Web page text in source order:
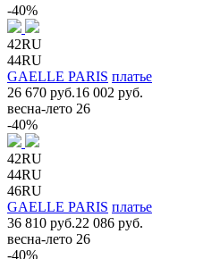
-40%
42RU
44RU
GAELLE PARIS платье
26 670 руб.16 002 руб.
весна-лето 26
-40%
42RU
44RU
46RU
GAELLE PARIS платье
36 810 руб.22 086 руб.
весна-лето 26
-40%